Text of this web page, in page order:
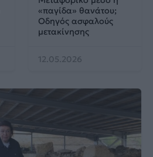
«παγίδα» θανάτου;
Οδηγός ασφαλούς
μετακίνησης
12.05.2026